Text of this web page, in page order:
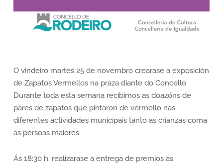
O vindeiro martes 25 de novembro crearase a exposición
de Zapatos Vermellos na praza diante do Concello.
Durante toda esta semana recibimos as doazóns de
pares de zapatos que pintaron de vermello nas
diferentes actividades municipais tanto as crianzas coma
as persoas maiores.
Ás 18:30 h. realizarase a entrega de premios ás